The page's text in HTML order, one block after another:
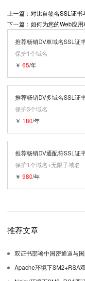
上一篇：对比自签名SSL证
下一篇：如何为您的Web应
推荐畅销DV单域名SSL证
保护1个域名
￥ 65/年
推荐畅销DV多域名SSL证
保护3个域名
￥ 180/年
推荐畅销DV通配符SSL证
保护1个域名+无限子域名
￥ 980/年
推荐文章
双证书部署中国密通道与
Apache环境下SM2+RSA